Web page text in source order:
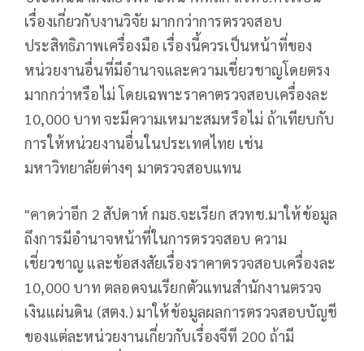
เรื่องเกี่ยวกับงานวิจัย มากกว่าการตรวจสอบ
ประสิทธิภาพเครื่องมือ เรื่องนี้ควรเป็นหน้าที่ของ
หน่วยงานอื่นที่มีอำนาจและความเชี่ยวชาญโดยตรง
มากกว่าหรือไม่ โดยเฉพาะราคาตรวจสอบเครื่องละ
10,000 บาท จะมีความเหมาะสมหรือไม่ ถ้าเทียบกับ
การให้หน่วยงานอื่นในประเทศไทย เช่น
มหาวิทยาลัยต่างๆ มาตรวจสอบแทน
"คาดว่าอีก 2 สัปดาห์ กมธ.จะเรียก สวทช.มาให้ข้อมูล
ถึงการมีอำนาจหน้าที่ในการตรวจสอบ ความ
เชี่ยวชาญ และข้อสงสัยเรื่องราคาตรวจสอบเครื่องละ
10,000 บาท ตลอดจนเรียกตัวแทนสำนักงานตรวจ
เงินแผ่นดิน (สตง.) มาให้ข้อมูลผลการตรวจสอบบัญชี
ของแต่ละหน่วยงานเกี่ยวกับเรื่องจีที 200 ถ้ามี